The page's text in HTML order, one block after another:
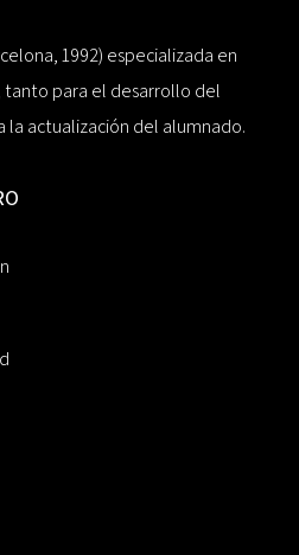
1992) especializada en
tanto para el desarrollo del
la actualización del alumnado.